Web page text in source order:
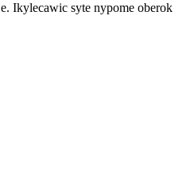
Ikylecawic syte nypome oberok